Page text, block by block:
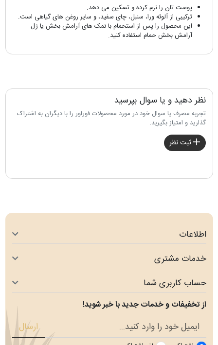
پوست تان را نرم کرده و تسکین می دهد.
ترکیبی از آلوئه ورا، سنبل، چای سفید، و سایر روغن های گیاهی است.
این محصول را پس از استحمام با نمک های آرامش بخش یا ژل
آرامش بخش حمام استفاده کنید.
نظر دهید و یا سوال بپرسید
تجربه مصرف یا سوال خود در مورد محصولات فوراور را با دیگران به اشتراک
گذارید و امتیاز بگیرید.
ثبت نظر
اطلاعات
خدمات مشتری
حساب کاربری شما
از تخفیفات و خدمات جدید با خبر شوید!
ارسال